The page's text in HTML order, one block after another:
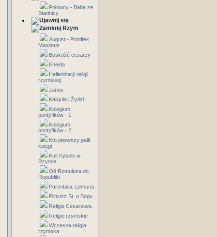
Połowcy - Baba ze
Stadnicy
Rzym
August - Pontifex
Maximus
Boskość cesarzy
Eneida
Hellenizacji religii
rzymskiej
Janus
Kaligula i Żydzi
Kolegium
pontyfików - 1
Kolegium
pontyfików - 2
Kto pierwszy palił
księgi
Kult Kybele w
Rzymie
Od Romulusa do
Republiki
Parentalia, Lemuria
Pliniusz St. o Bogu
Religie Cesarstwa
Religie rzymskie
Wczesna religia
rzymska